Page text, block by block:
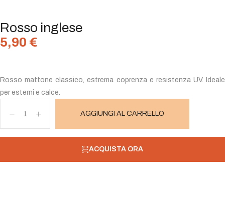
Rosso inglese
5,90 €
Rosso mattone classico, estrema coprenza e resistenza UV. Ideale
per esterni e calce.
AGGIUNGI AL CARRELLO
ACQUISTA ORA